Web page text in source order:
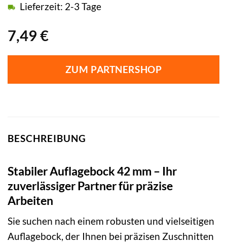
7,49 €
Lieferzeit: 2-3 Tage
ZUM PARTNERSHOP
BESCHREIBUNG
Stabiler Auflagebock 42 mm – Ihr
zuverlässiger Partner für präzise
Arbeiten
Sie suchen nach einem robusten und vielseitigen
Auflagebock, der Ihnen bei präzisen Zuschnitten